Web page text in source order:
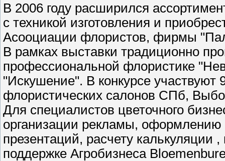
В 2006 году расширился
с техникой изготовления и
Асооциации флористов, фирмы
В рамках выставки традиционно
профессиональной флористике
"Искушение". В конкурсе
флористических салонов СПб,
Для специалистов цветочного
организации рекламы,
презентаций, расчету калькуляции
поддержке Агробизнеса